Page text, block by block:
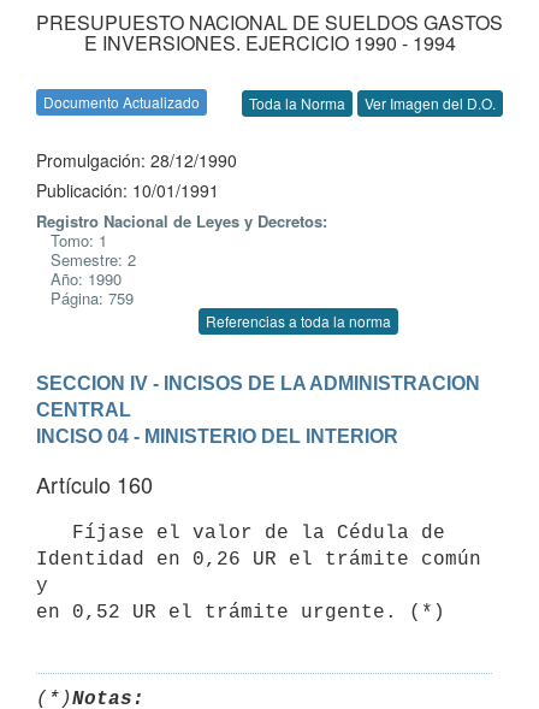
PRESUPUESTO NACIONAL DE SUELDOS GASTOS
E INVERSIONES. EJERCICIO 1990 - 1994
Documento Actualizado Toda la Norma Ver Imagen del D.O.
Promulgación: 28/12/1990
Publicación: 10/01/1991
Registro Nacional de Leyes y Decretos:
Tomo: 1
Semestre: 2
Año: 1990
Página: 759
Referencias a toda la norma
SECCION IV - INCISOS DE LA ADMINISTRACION
CENTRAL
INCISO 04 - MINISTERIO DEL INTERIOR
Artículo 160
Identidad en 0,26 UR el trámite común
y
(*)Notas: